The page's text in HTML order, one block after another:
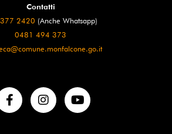
Contatti
2420 (Anche Whatsapp)
0481 494 373